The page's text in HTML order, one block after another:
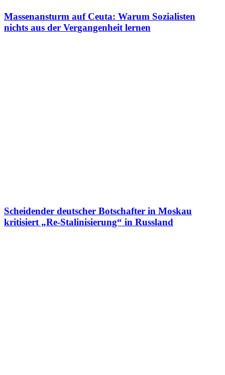
Massenansturm auf Ceuta: Warum Sozialisten
nichts aus der Vergangenheit lernen
Scheidender deutscher Botschafter in Moskau
kritisiert „Re-Stalinisierung“ in Russland